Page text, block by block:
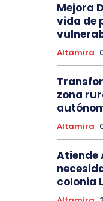
Mejora
vida de
Altamira
zona
Altamira
Atiende
colonia